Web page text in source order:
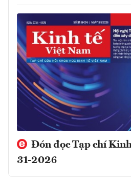
Đón đọc Tạp chí
31-2026